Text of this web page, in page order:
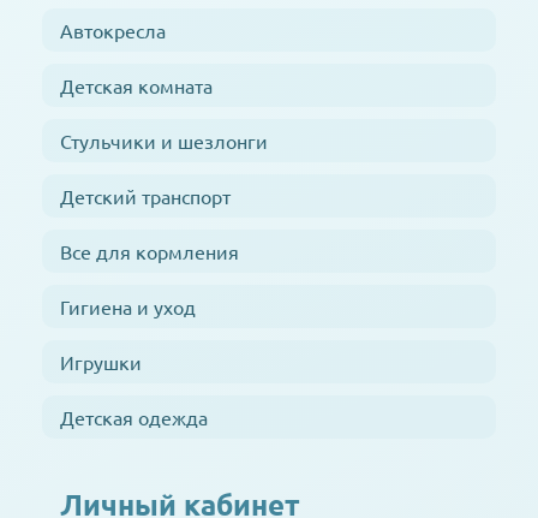
Автокресла
Детская комната
Стульчики и шезлонги
Детский транспорт
Все для кормления
Гигиена и уход
Игрушки
Детская одежда
Личный кабинет